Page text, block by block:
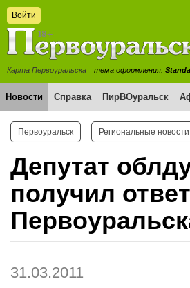
Войти
Карта Первоуральска тема оформления:
Новости Справка ПирВОуральск
Первоуральск Региональные новости
Депутат
получил
31.03.2011